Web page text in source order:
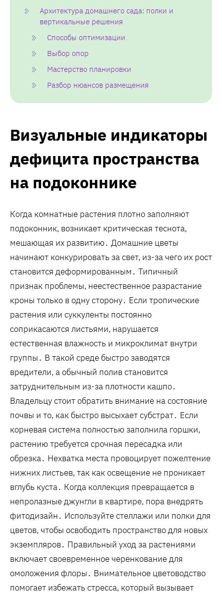
Архитектура домашнего сада: полки и
вертикальные решения
Способы оптимизации
Выбор опор
Мастерство планировки
Разбор нюансов размещения
Визуальные индикаторы
дефицита пространства
на подоконнике
Когда комнатные растения плотно заполняют
подоконник, возникает критическая теснота,
мешающая их развитию․ Домашние цветы
начинают конкурировать за свет, из-за чего их рост
становится деформированным․ Типичный
признак проблемы, неестественное разрастание
кроны только в одну сторону․ Если тропические
растения или суккуленты постоянно
соприкасаются листьями, нарушается
естественная влажность и микроклимат внутри
группы․ В такой среде быстро заводятся
вредители, а обычный полив становится
затруднительным из-за плотности кашпо․
Владельцу стоит обратить внимание на состояние
почвы и то, как быстро высыхает субстрат․ Если
корневая система полностью заполнила горшки,
растению требуется срочная пересадка или
обрезка․ Нехватка места провоцирует пожелтение
нижних листьев, так как освещение не проникает
вглубь куста․ Когда коллекция превращается в
непролазные джунгли в квартире, пора внедрять
фитодизайн․ Используйте стеллажи или полки для
цветов, чтобы освободить пространство для новых
экземпляров․ Правильный уход за растениями
включает своевременное черенкование для
омоложения флоры․ Внимательное цветоводство
помогает избежать стресса, который вызывает